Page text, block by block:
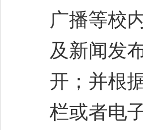
广播等校
及新闻发
开；并根
栏或者电